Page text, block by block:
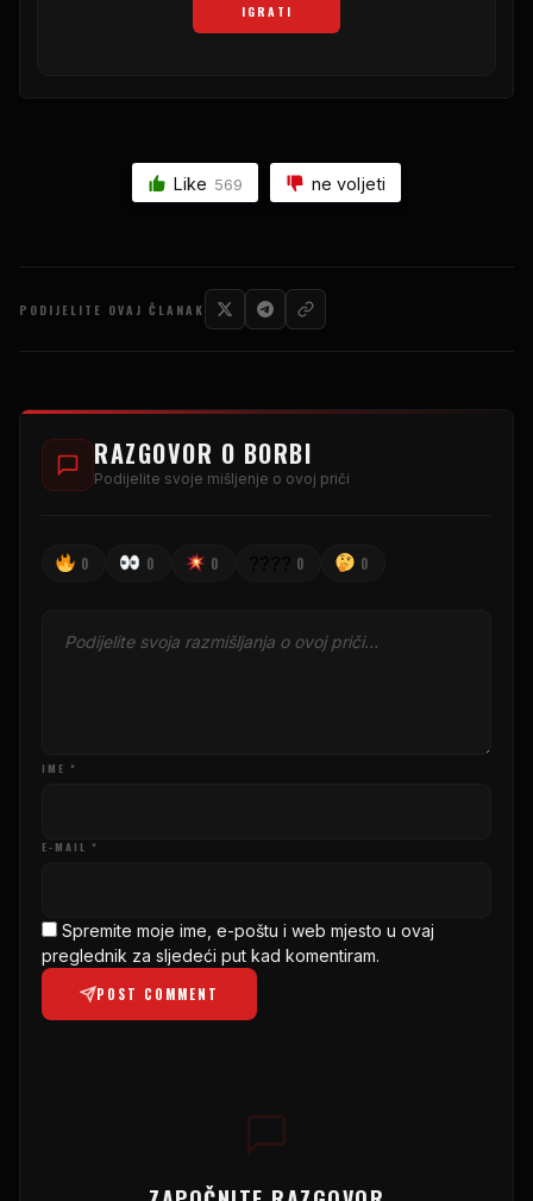
IGRATI
Like 569 ne voljeti
PODIJELITE OVAJ ČLANAK
RAZGOVOR O BORBI
Podijelite svoje mišljenje o ovoj priči
0 0 0 0 0
IME *
E-MAIL *
Spremite moje ime, e-poštu i web mjesto u ovaj
preglednik za sljedeći put kad komentiram.
POST COMMENT